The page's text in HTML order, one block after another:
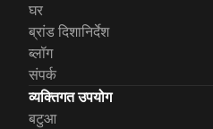
घर
ब्रांड दिशानिर्देश
ब्लॉग
संपर्क
व्यक्तिगत उपयोग
बटुआ